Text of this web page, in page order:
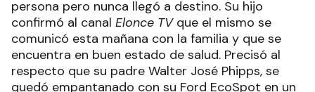
persona pero nunca llegó a destino. Su hijo
confirmó al canal Elonce TVque el mismo se
comunicó esta mañana con la familia y que se
encuentra en buen estado de salud. Precisó al
respecto que su padre Walter José Phipps, se
quedó empantanado con su Ford EcoSpot en un